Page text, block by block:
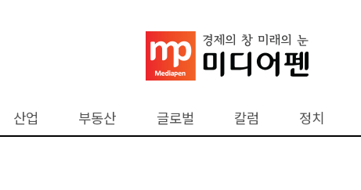
산업 부동산 글로벌 칼럼 정치